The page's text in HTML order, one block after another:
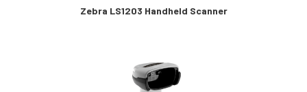
Zebra LS1203 Handheld Scanner